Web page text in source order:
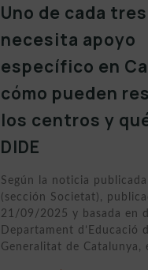
Uno de cada
necesita apoyo
específico en
cómo pueden
los centros y
DIDE
Según la noticia publicada
(sección Societat),
21/09/2025 y basada en
Departament d’Educació
Generalitat de Catalunya,